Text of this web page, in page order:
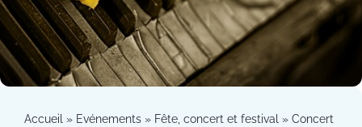
Accueil » Evénements » Fête, concert et festival » Concert